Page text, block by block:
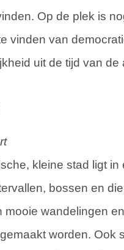
Op de plek is
vinden van
uit de tijd van de
kleine stad ligt in
bossen en
mooie wandelingen
worden. Ook